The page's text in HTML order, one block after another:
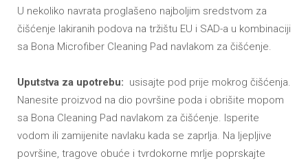
U nekoliko navrata proglašeno najboljim sredstvom za
čišćenje lakiranih podova na tržištu EU i SAD-a u kombinaciji
sa Bona Microfiber Cleaning Pad navlakom za čišćenje.
Uputstva za upotrebu: usisajte pod prije mokrog čišćenja.
Nanesite proizvod na dio površine poda i obrišite mopom
sa Bona Cleaning Pad navlakom za čišćenje. Isperite
vodom ili zamijenite navlaku kada se zaprlja. Na ljepljive
površine, tragove obuće i tvrdokorne mrlje poprskajte